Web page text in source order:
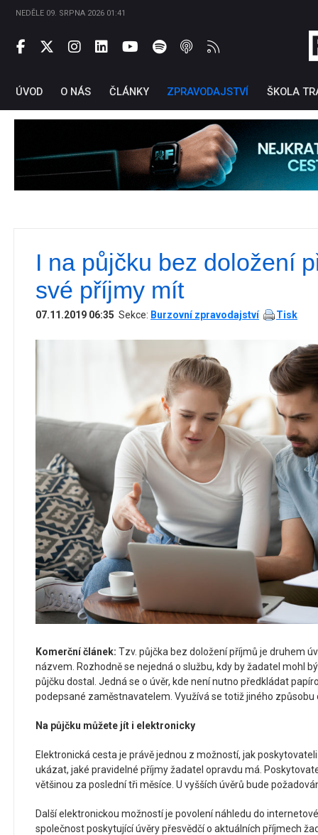
NEDĚLE 09. SRPNA 2026 01:41
ÚVOD O NÁS ČLÁNKY ZPRAVODAJSTVÍ ŠKOLA
I na půjčku bez doložení
své příjmy mít
07.11.2019 06:35 Sekce: Burzovní zpravodajství Tisk
Komerční článek: Tzv. půjčka bez doložení příjmů je druhem
názvem. Rozhodně se nejedná o službu, kdy by žadatel mohl
půjčku dostal. Jedná se o úvěr, kde není nutno předkládat
podepsané zaměstnavatelem. Využívá se totiž jiného
Na půjčku můžete jít i elektronicky
Elektronická cesta je právě jednou z možností, jak
ukázat, jaké pravidelné příjmy žadatel opravdu má.
většinou za poslední tři měsíce. U vyšších úvěrů bude
Další elektronickou možností je povolení náhledu do
společnost poskytující úvěry přesvědčí o aktuálních příjmech